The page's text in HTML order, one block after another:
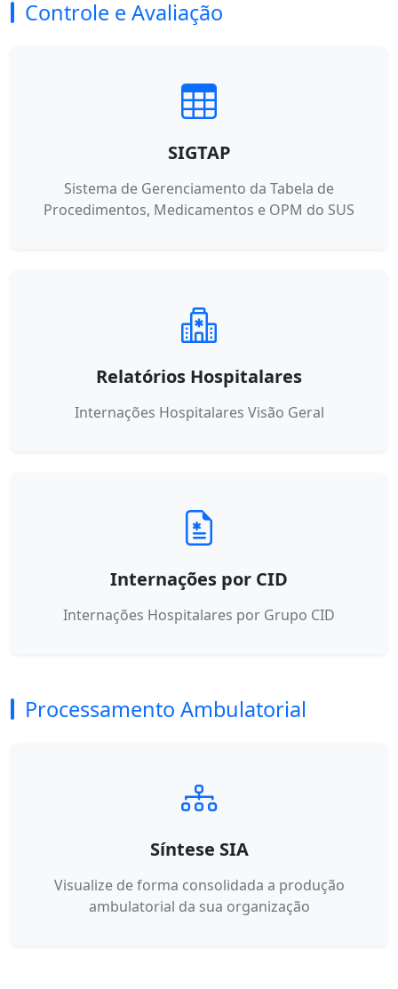
Controle e Avaliação
SIGTAP
Sistema de Gerenciamento da Tabela de
Procedimentos, Medicamentos e OPM do SUS
Relatórios Hospitalares
Internações Hospitalares Visão Geral
Internações por CID
Internações Hospitalares por Grupo CID
Processamento Ambulatorial
Síntese SIA
Visualize de forma consolidada a produção
ambulatorial da sua organização